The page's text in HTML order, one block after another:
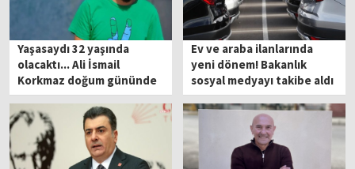
Yaşasaydı 32 yaşında
olacaktı... Ali İsmail
Korkmaz doğum gününde
mezarı başında anılacak
Ev ve araba ilanlarında
yeni dönem! Bakanlık
sosyal medyayı takibe aldı